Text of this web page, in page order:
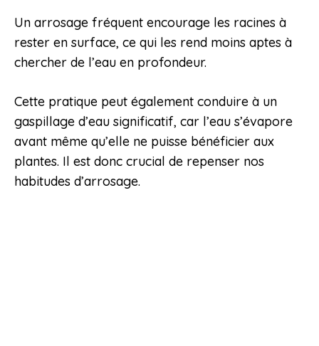
Un arrosage fréquent encourage les racines à
rester en surface, ce qui les rend moins aptes à
chercher de l’eau en profondeur.
Cette pratique peut également conduire à un
gaspillage d’eau significatif, car l’eau s’évapore
avant même qu’elle ne puisse bénéficier aux
plantes. Il est donc crucial de repenser nos
habitudes d’arrosage.